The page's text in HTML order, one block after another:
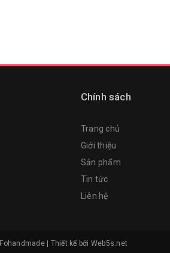
Chính sách
Trang chủ
Giới thiệu
Sản phẩm
Tin tức
Liên hệ
Fohandmade Thiết kế bởi Web5s.net